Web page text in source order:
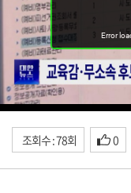
조회수 : 78회 0